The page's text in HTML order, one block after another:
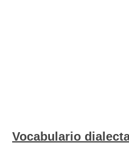
Vocabulario